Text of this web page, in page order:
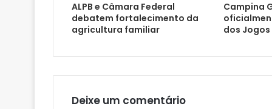
ALPB e Câmara Federal
debatem fortalecimento da
agricultura familiar
Campina
dos Jogos
Deixe um comentário